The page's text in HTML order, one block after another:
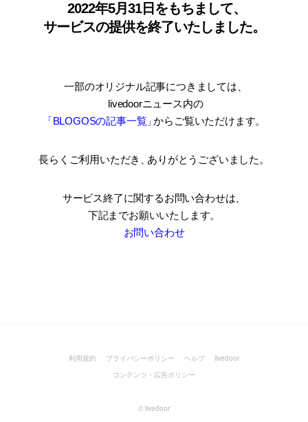
2022年5月31日をもちまして、
サービスの提供を終了いたしました。
一部のオリジナル記事につきましては
livedoorニュース内の
「BLOGOSの記事一覧」からご覧いただけます。
長らくご利用いただき ありがとうございました。
サービス終了に関するお問い合わせは、
下記までお願いいたします。
お問い合わせ
利用規約 プライバシーポリシー ヘルプ
livedoor
コンテンツ・広告ポリシー
© livedoor